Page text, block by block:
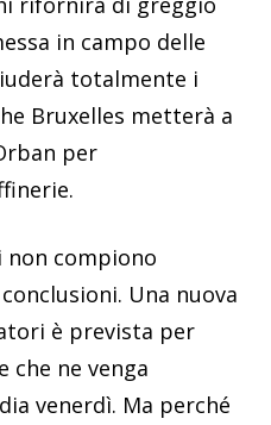
in campo delle
totalmente i
Bruxelles metterà a
per
non compiono
Una nuova
è prevista per
che ne venga
venerdì. Ma perché